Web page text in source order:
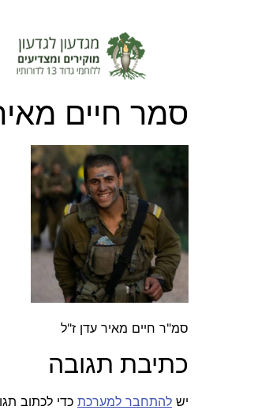
סמר חיים
סמ"ר חיים מאיר עדן ז"ל
כתיבת תגובה
יש להתחבר למערכת כדי לכתוב